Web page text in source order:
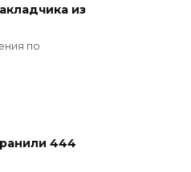
из
по
444